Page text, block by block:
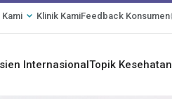
Klinik KamiFeedback Konsumen
InternasionalTopik Kesehatan